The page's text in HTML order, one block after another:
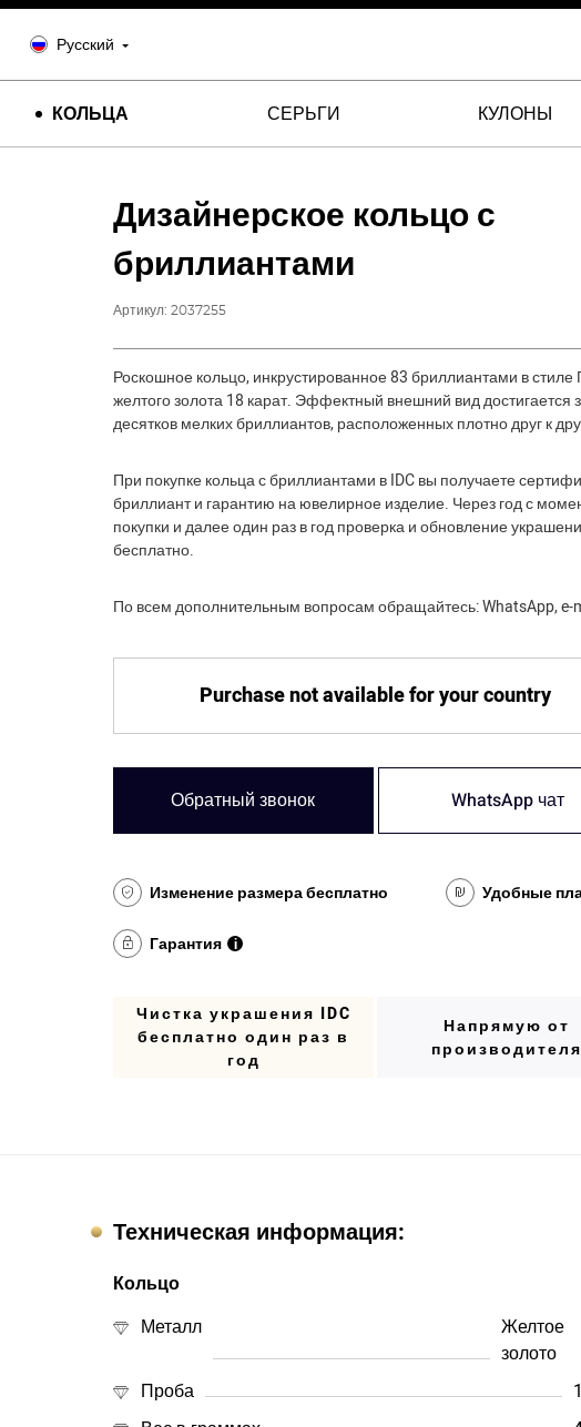
Русский
КОЛЬЦА СЕРЬГИ КУЛОНЫ
Дизайнерское кольцо с
бриллиантами
Артикул:2037255
Роскошное кольцо, инкрустированное 83 бриллиантами в стиле
желтого золота 18 карат. Эффектный внешний вид достигается
десятков мелких бриллиантов, расположенных плотно друг к
При покупке кольца с бриллиантами в IDC вы получаете
бриллиант и гарантию на ювелирное изделие. Через год с
покупки и далее один раз в год проверка и обновление
бесплатно.
По всем дополнительным вопросам обращайтесь: WhatsApp, e-
Purchase not available for your country
Обратный звонок WhatsApp чат
Изменение размера бесплатно Удобные
Гарантия i
Чистка украшения IDC
бесплатно один раз в
год
Напрямую от
производителя
Техническая информация:
Кольцо
Металл
Желтое
золото
Проба